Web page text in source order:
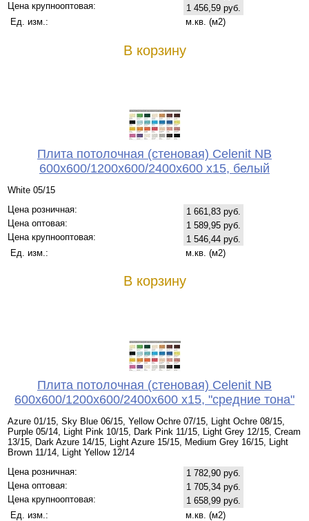
Цена крупнооптовая:
1 456,59 руб.
Ед. изм.:
м.кв. (м2)
В корзину
Плита потолочная (стеновая) Celenit NB
600x600/1200x600/2400x600 x15, белый
White 05/15
Цена розничная:
1 661,83 руб.
Цена оптовая:
1 589,95 руб.
Цена крупнооптовая:
1 546,44 руб.
Ед. изм.:
м.кв. (м2)
В корзину
Плита потолочная (стеновая) Celenit NB
600x600/1200x600/2400x600 x15, "средние тона"
Azure 01/15, Sky Blue 06/15, Yellow Ochre 07/15, Light Ochre 08/15,
Purple 05/14, Light Pink 10/15, Dark Pink 11/15, Light Grey 12/15, Cream
13/15, Dark Azure 14/15, Light Azure 15/15, Medium Grey 16/15, Light
Brown 11/14, Light Yellow 12/14
Цена розничная:
1 782,90 руб.
Цена оптовая:
1 705,34 руб.
Цена крупнооптовая:
1 658,99 руб.
Ед. изм.:
м.кв. (м2)